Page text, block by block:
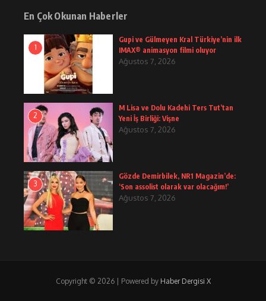
En Çok Okunan Haberler
1
Gupi ve Gülmeyen Kral Türkiye’nin ilk
IMAX® animasyon filmi oluyor
Ağustos 7, 2026
2
M Lisa ve Dolu Kadehi Ters Tut’tan
Yeni İş Birliği: Vişne
Ağustos 7, 2026
3
Gözde Demirbilek, NR1 Magazin’de:
‘Son assolist olarak var olacağım!’
Ağustos 7, 2026
Copyright © 2026 | Powered by Haber Dergisi X